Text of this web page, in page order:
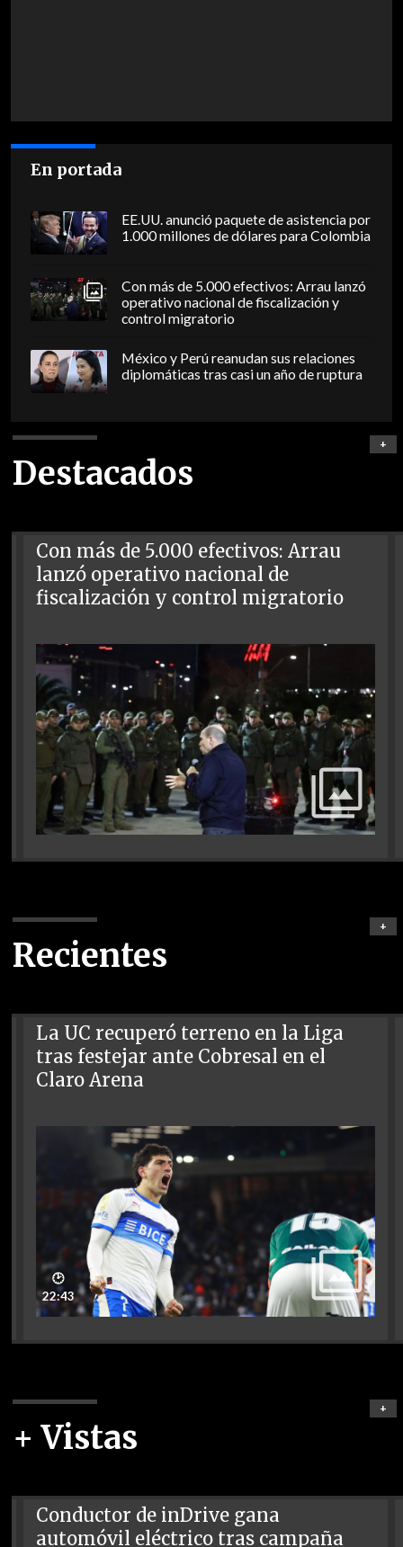
En portada
EE.UU. anunció paquete de asistencia por
1.000 millones de dólares para Colombia
Con más de 5.000 efectivos: Arrau lanzó
operativo nacional de fiscalización y
control migratorio
México y Perú reanudan sus relaciones
diplomáticas tras casi un año de ruptura
Destacados
+
Con más de 5.000 efectivos: Arrau
lanzó operativo nacional de
fiscalización y control migratorio
Recientes
+
La UC recuperó terreno en la Liga
tras festejar ante Cobresal en el
Claro Arena
🕑
22:43
+ Vistas
+
Conductor de inDrive gana
automóvil eléctrico tras campaña